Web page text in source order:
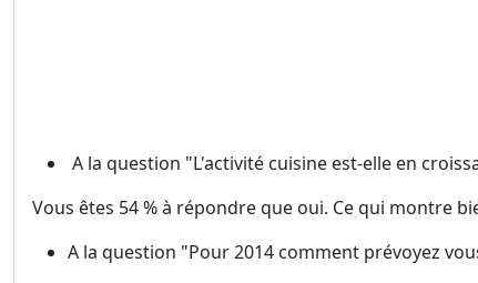
A la question "L'activité cuisine est-elle en
Vous êtes 54 % à répondre que oui. Ce qui montre
A la question "Pour 2014 comment prévoyez